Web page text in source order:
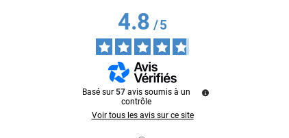
4.8/5
Basé sur 57 avis soumis à un
contrôle
Voir tous les avis sur ce site